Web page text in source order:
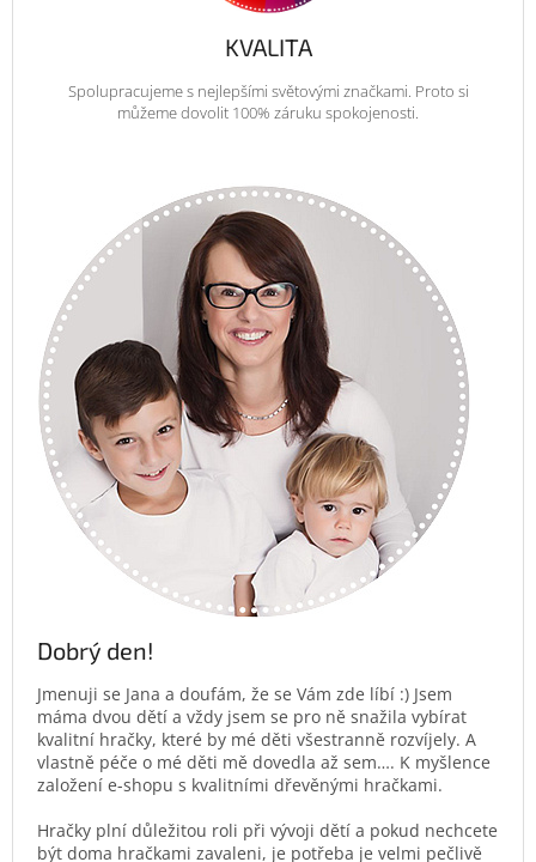
KVALITA
Spolupracujeme s nejlepšími světovými značkami. Proto si
můžeme dovolit 100% záruku spokojenosti.
Dobrý den!
Jmenuji se Jana a doufám, že se Vám zde líbí :) Jsem
máma dvou dětí a vždy jsem se pro ně snažila vybírat
kvalitní hračky, které by mé děti všestranně rozvíjely. A
vlastně péče o mé děti mě dovedla až sem…. K myšlence
založení e-shopu s kvalitními dřevěnými hračkami.
Hračky plní důležitou roli při vývoji dětí a pokud nechcete
být doma hračkami zavaleni, je potřeba je velmi pečlivě